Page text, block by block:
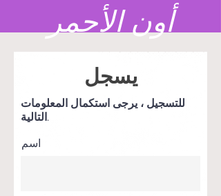
أون الأحمر
يسجل
للتسجيل ، يرجى استكمال المعلومات
التالية.
اسم